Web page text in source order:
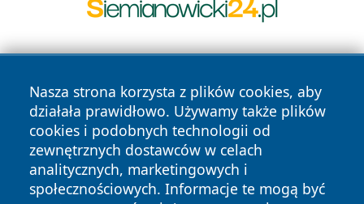
Nasza strona korzysta z plików cookies, aby
działała prawidłowo. Używamy także plików
cookies i podobnych technologii od
zewnętrznych dostawców w celach
analitycznych, marketingowych i
społecznościowych. Informacje te mogą być
Copyright © 2026 pulsbydgoszczy.pl Wszystkie prawa
zastrzeżone.